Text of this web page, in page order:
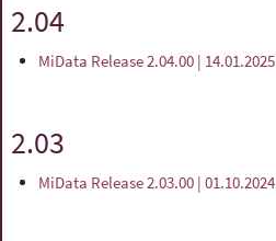
2.04
MiData Release 2.04.00 | 14.01.2025
2.03
MiData Release 2.03.00 | 01.10.2024